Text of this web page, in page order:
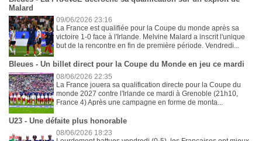
Malard
09/06/2026 23:16
La France est qualifiée pour la Coupe du monde après sa
victoire 1-0 face à l'Irlande. Melvine Malard a inscrit l'unique
but de la rencontre en fin de première période. Vendredi...
Bleues - Un billet direct pour la Coupe du Monde en jeu ce mardi
08/06/2026 22:35
La France jouera sa qualification directe pour la Coupe du
monde 2027 contre l'Irlande ce mardi à Grenoble (21h10,
France 4) Après une campagne en forme de monta...
U23 - Une défaite plus honorable
08/06/2026 18:23